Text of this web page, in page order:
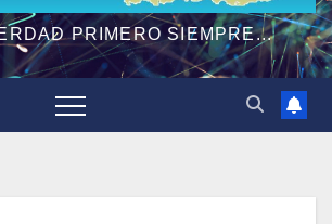
PRIMERO SIEMPRE...